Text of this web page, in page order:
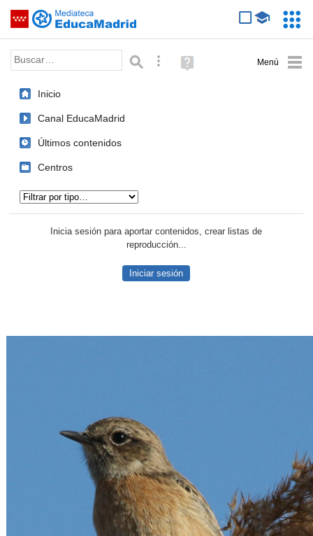
Saltar navegación
Palabra o frase: Búsqueda avanzada
Ayuda
(en
Inicio
Canal EducaMadrid
Últimos contenidos
Centros
Inicia sesión para aportar contenidos, crear listas de
reproducción...
Iniciar sesión